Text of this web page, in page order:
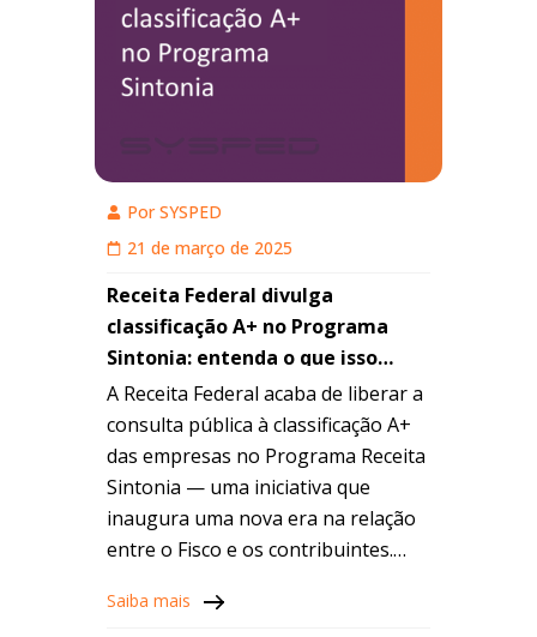
PorSYSPED
21 de março de 2025
Receita Federal divulga
classificação A+ no Programa
Sintonia: entenda o que isso
representa e como sua empresa
pode evoluir no ranking
A Receita Federal acaba de liberar a
consulta pública à classificação A+
das empresas no Programa Receita
Sintonia — uma iniciativa que
inaugura uma nova era na relação
entre o Fisco e os contribuintes.
do
Saiba mais